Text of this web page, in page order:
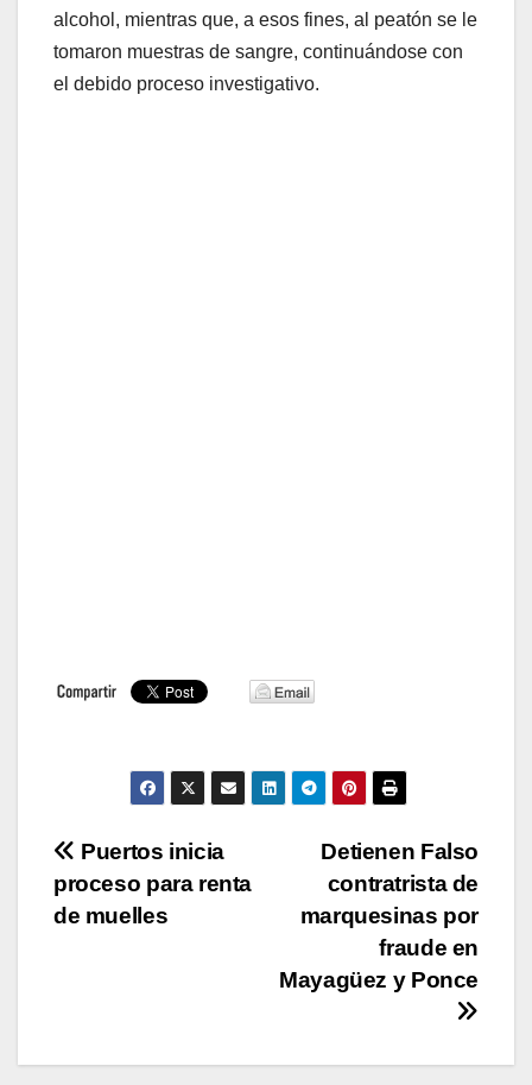
alcohol, mientras que, a esos fines, al peatón se le
tomaron muestras de sangre, continuándose con
el debido proceso investigativo.
Navegación
de
Detienen Falso
contratrista de
marquesinas por
fraude en
Mayagüez y Ponce
Puertos inicia
proceso para renta
de muelles